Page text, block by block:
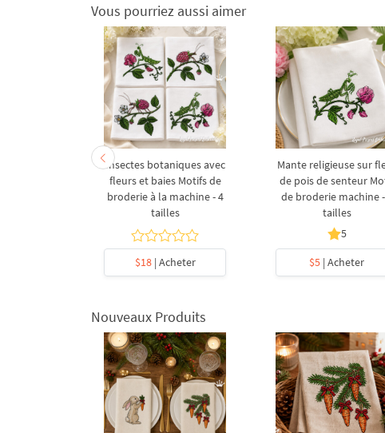
Vous pourriez aussi aimer
Insectes botaniques avec
fleurs et baies Motifs de
broderie à la machine - 4
tailles
$18| Acheter
Mante religieuse sur
de pois de senteur
de broderie machine
tailles
5
$5 | Acheter
Nouveaux Produits